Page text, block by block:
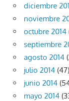
diciembre
noviembre
octubre 2014
septiembre
agosto 2014
julio 2014 (47)
junio 2014
mayo 2014